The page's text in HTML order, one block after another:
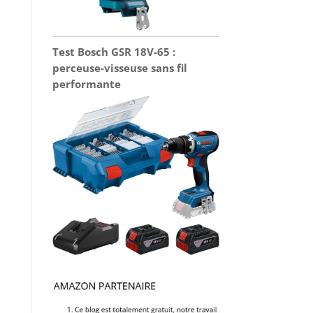
Test Bosch GSR 18V-65 :
perceuse-visseuse sans fil
performante